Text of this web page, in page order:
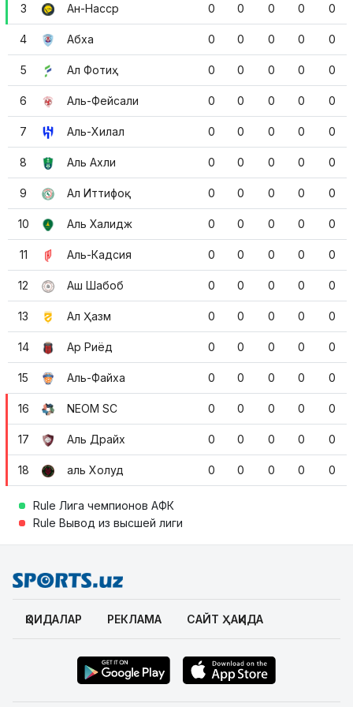
3 Ан-Насср 0 0 0 0 0
4 Абха 0 0 0 0 0
5 Ал Фотиҳ 0 0 0 0 0
6 Аль-Фейсали 0 0 0 0 0
7 Аль-Хилал 0 0 0 0 0
8 Аль Ахли 0 0 0 0 0
9 Ал Иттифоқ 0 0 0 0 0
10 Аль Халидж 0 0 0 0 0
11 Аль-Кадсия 0 0 0 0 0
12 Аш Шабоб 0 0 0 0 0
13 Ал Ҳазм 0 0 0 0 0
14 Ар Риёд 0 0 0 0 0
15 Аль-Файха 0 0 0 0 0
16 NEOM SC 0 0 0 0 0
17 Аль Драйх 0 0 0 0 0
18 аль Холуд 0 0 0 0 0
Rule Лига чемпионов АФК
Rule Вывод из высшей лиги
ҚОИДАЛАР РЕКЛАМА САЙТ ҲАҚИДА